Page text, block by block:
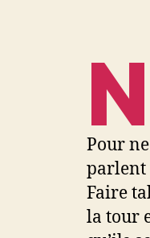
N
Pour
parlent
Faire
la tour